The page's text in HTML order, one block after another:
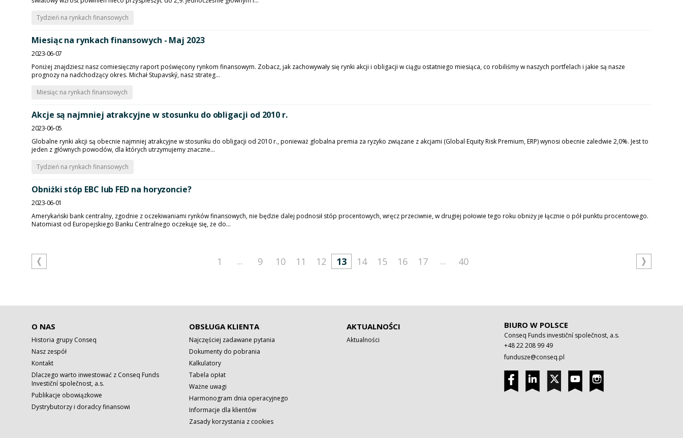
Tydzień na rynkach finansowych
Miesiąc na rynkach finansowych - Maj 2023
2023-06-07
Poniżej znajdziesz nasz comiesięczny raport poświęcony rynkom finansowym. Zobacz, jak zachowywały się rynki akcji i obligacji w ciągu ostatniego miesiąca, co robiliśmy w naszych portfelach i jakie są nasze
prognozy na nadchodzący okres. Michał Stupavský, nasz strateg...
Miesiąc na rynkach finansowych
Akcje są najmniej atrakcyjne w stosunku do obligacji od 2010 r.
2023-06-05
Globalne rynki akcji są obecnie najmniej atrakcyjne w stosunku do obligacji od 2010 r., ponieważ globalna premia za ryzyko związane z akcjami (Global Equity Risk Premium, ERP) wynosi obecnie zaledwie 2,0%. Jest to
jeden z głównych powodów, dla których utrzymujemy znaczne...
Tydzień na rynkach finansowych
Obniżki stóp EBC lub FED na horyzoncie?
2023-06-01
Amerykański bank centralny, zgodnie z oczekiwaniami rynków finansowych, nie będzie dalej podnosił stóp procentowych, wręcz przeciwnie, w drugiej połowie tego roku obniży je łącznie o pół punktu procentowego.
Natomiast od Europejskiego Banku Centralnego oczekuje się, że do...
1 ... 9 10 11 12 13 14 15 16 17 ... 40
O NAS
Historia grupy Conseq
Nasz zespół
Kontakt
Dlaczego warto inwestować z Conseq Funds
Investiční společnost, a.s.
Publikacje obowiązkowe
Dystrybutorzy i doradcy finansowi
OBSŁUGA KLIENTA
Najczęściej zadawane pytania
Dokumenty do pobrania
Kalkulatory
Tabela opłat
Ważne uwagi
Harmonogram dnia operacyjnego
Informacje dla klientów
Zasady korzystania z cookies
AKTUALNOŚCI
Aktualności
BIURO W POLSCE
Conseq Funds investiční společnost, a.s.
+48 22 208 99 49
fundusze@conseq.pl